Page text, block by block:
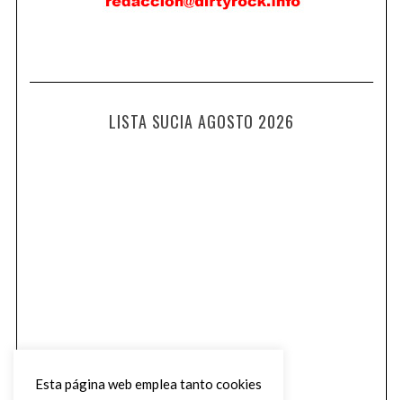
LISTA SUCIA AGOSTO 2026
Esta página web emplea tanto cookies